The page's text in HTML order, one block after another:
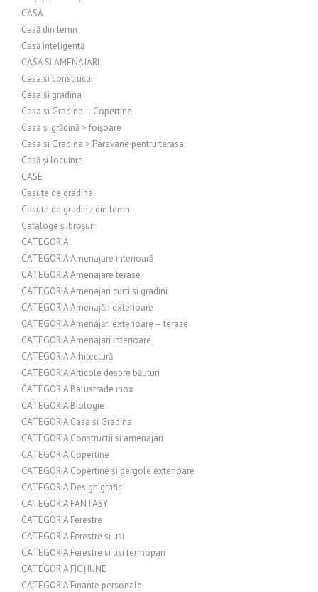
CASĂ
Casă din lemn
Casă inteligentă
CASA SI AMENAJARI
Casa si constructii
Casa si gradina
Casa si Gradina – Copertine
Casa și grădină > foișoare
Casa si Gradina > Paravane pentru terasa
Casă și locuințe
CASE
Casute de gradina
Casute de gradina din lemn
Cataloge și broșuri
CATEGORIA
CATEGORIA Amenajare interioară
CATEGORIA Amenajare terase
CATEGORIA Amenajari curti si gradini
CATEGORIA Amenajări exterioare
CATEGORIA Amenajări exterioare – terase
CATEGORIA Amenajari interioare
CATEGORIA Arhitectură
CATEGORIA Articole despre băuturi
CATEGORIA Balustrade inox
CATEGORIA Biologie
CATEGORIA Casa si Gradina
CATEGORIA Constructii si amenajari
CATEGORIA Copertine
CATEGORIA Copertine si pergole exterioare
CATEGORIA Design grafic
CATEGORIA FANTASY
CATEGORIA Ferestre
CATEGORIA Ferestre si usi
CATEGORIA Ferestre si usi termopan
CATEGORIA FICȚIUNE
CATEGORIA Finante personale